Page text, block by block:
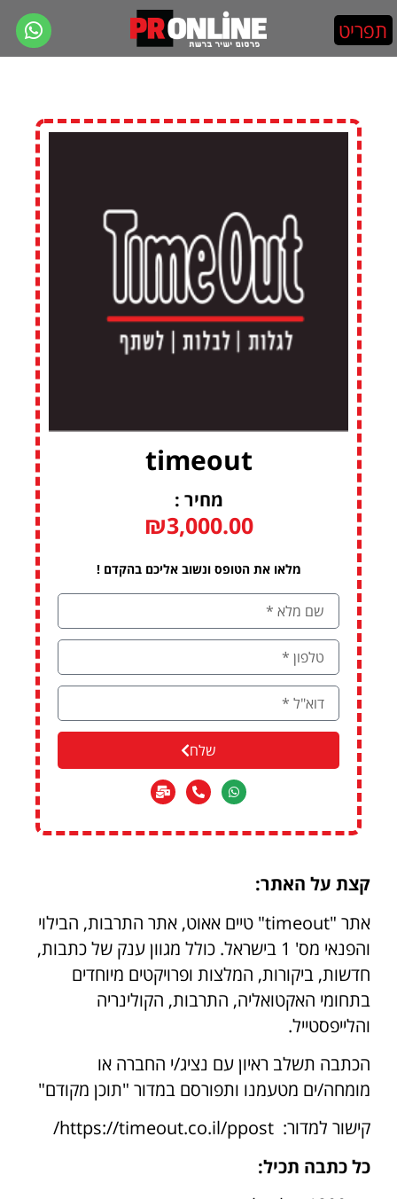
קצת על האתר:
אתר "timeout" טיים אאוט, אתר התרבות, הבילוי
והפנאי מס' 1 בישראל. כולל מגוון ענק של כתבות,
חדשות, ביקורות, המלצות ופרויקטים מיוחדים
בתחומי האקטואליה, התרבות, הקולינריה
והלייפסטייל.
הכתבה תשלב ראיון עם נציג/י החברה או
מומחה/ים מטעמנו ותפורסם במדור "תוכן מקודם"
קישור למדור: https://timeout.co.il/ppost/
כל כתבה תכיל:
timeout
מחיר :
₪3,000.00
מלאו את הטופס ונשוב אליכם בהקדם !
שלח